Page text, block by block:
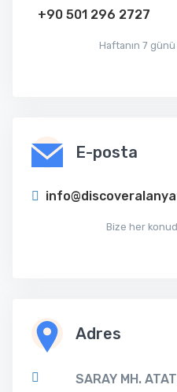
+90 501 296 2727
Haftanın 7
E-posta
Bize her
Adres
SARAY MH.